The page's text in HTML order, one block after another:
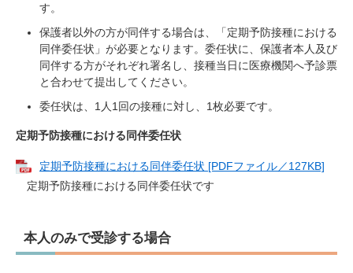
す。
保護者以外の方が同伴する場合は、「定期予防接種における
同伴委任状」が必要となります。委任状に、保護者本人及び
同伴する方がそれぞれ署名し、接種当日に医療機関へ予診票
と合わせて提出してください。
委任状は、1人1回の接種に対し、1枚必要です。
定期予防接種における同伴委任状
定期予防接種における同伴委任状 [PDFファイル／127KB]
定期予防接種における同伴委任状です
本人のみで受診する場合